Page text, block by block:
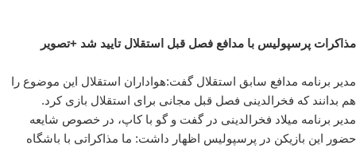
مذاکرات پرسپولیس با مدافع فصل قبل استقلال تایید شد +تصویر
مدیر برنامه مدافع سابق استقلال گفت:هواداران استقلال این موضوع را
هم بدانند که فخرالدینی فصل قبل مجانی برای استقلال بازی کرد.
مدیر برنامه میلاد فخرالدینی در گفت و گو با کاپ، در خصوص شایعه
حضور این بازیکن در پرسپولیس اظهار داشت: ما مذاکراتی با باشگاه